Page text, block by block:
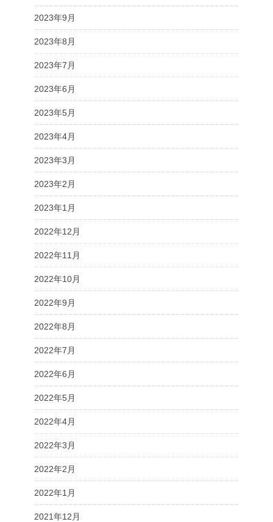
2023年9月
2023年8月
2023年7月
2023年6月
2023年5月
2023年4月
2023年3月
2023年2月
2023年1月
2022年12月
2022年11月
2022年10月
2022年9月
2022年8月
2022年7月
2022年6月
2022年5月
2022年4月
2022年3月
2022年2月
2022年1月
2021年12月